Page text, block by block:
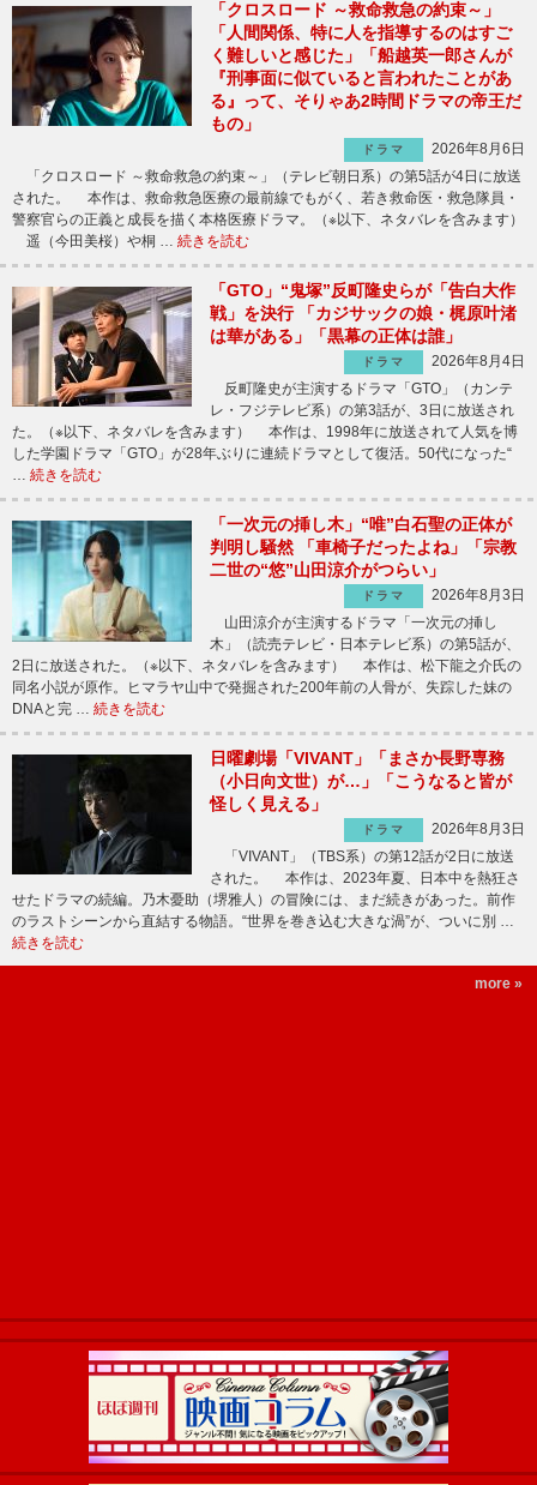
「クロスロード ～救命救急の約束～」
「人間関係、特に人を指導するのはすご
く難しいと感じた」「船越英一郎さんが
『刑事面に似ていると言われたことがあ
る』って、そりゃあ2時間ドラマの帝王だ
もの」
ドラマ
2026年8月6日
「クロスロード ～救命救急の約束～」（テレビ朝日系）の第5話が4日に放送
された。 本作は、救命救急医療の最前線でもがく、若き救命医・救急隊員・
警察官らの正義と成長を描く本格医療ドラマ。（※以下、ネタバレを含みます）
遥（今田美桜）や桐 … 続きを読む
「GTO」“鬼塚”反町隆史らが「告白大作
戦」を決行 「カジサックの娘・梶原叶渚
は華がある」「黒幕の正体は誰」
ドラマ
2026年8月4日
反町隆史が主演するドラマ「GTO」（カンテ
レ・フジテレビ系）の第3話が、3日に放送され
た。（※以下、ネタバレを含みます） 本作は、1998年に放送されて人気を博
した学園ドラマ「GTO」が28年ぶりに連続ドラマとして復活。50代になった“
続きを読む
「一次元の挿し木」“唯”白石聖の正体が
判明し騒然 「車椅子だったよね」「宗教
二世の“悠”山田涼介がつらい」
ドラマ
2026年8月3日
山田涼介が主演するドラマ「一次元の挿し
木」（読売テレビ・日本テレビ系）の第5話が、
2日に放送された。（※以下、ネタバレを含みます） 本作は、松下龍之介氏の
同名小説が原作。ヒマラヤ山中で発掘された200年前の人骨が、失踪した妹の
DNAと完 … 続きを読む
日曜劇場「VIVANT」「まさか長野専務
（小日向文世）が…」「こうなると皆が
怪しく見える」
ドラマ
2026年8月3日
「VIVANT」（TBS系）の第12話が2日に放送
された。 本作は、2023年夏、日本中を熱狂さ
せたドラマの続編。乃木憂助（堺雅人）の冒険には、まだ続きがあった。前作
のラストシーンから直結する物語。“世界を巻き込む大きな渦”が、ついに別 …
続きを読む
more »